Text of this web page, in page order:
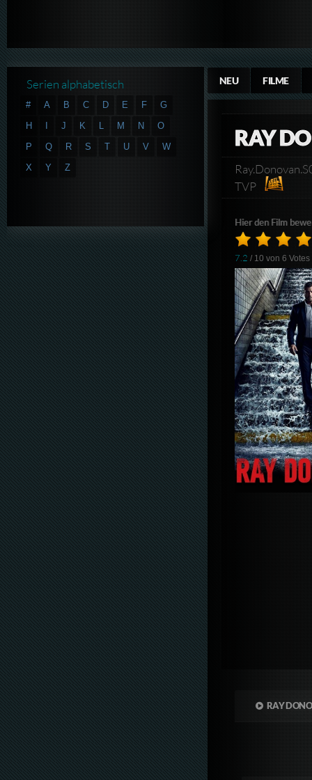
NEU FILME
RAY
TVP
Hier den Film
7.2 / 10 von6 Votes
RAY
Serien alphabetisch
# A B C D E F
G
H
I J K L M N
O
P
Q R S T U V
W
X
Y Z